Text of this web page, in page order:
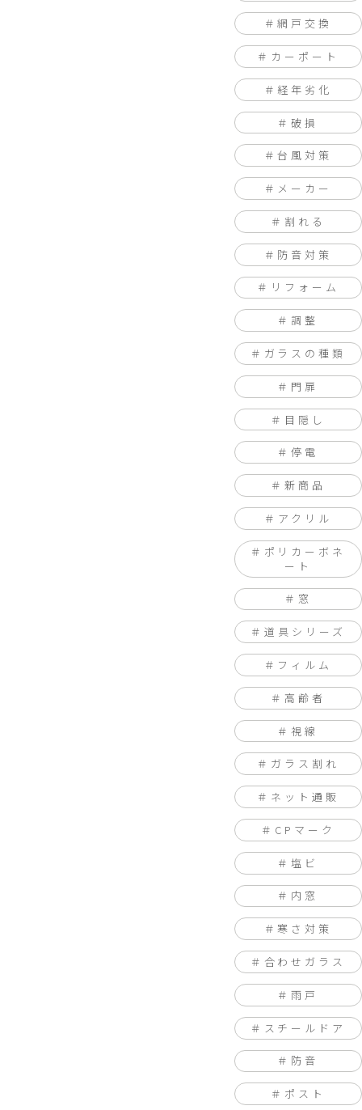
網戸交換
カーポート
経年劣化
破損
台風対策
メーカー
割れる
防音対策
リフォーム
調整
ガラスの種類
門扉
目隠し
停電
新商品
アクリル
ポリカーボネ
ート
窓
道具シリーズ
フィルム
高齢者
視線
ガラス割れ
ネット通販
CPマーク
塩ビ
内窓
寒さ対策
合わせガラス
雨戸
スチールドア
防音
ポスト